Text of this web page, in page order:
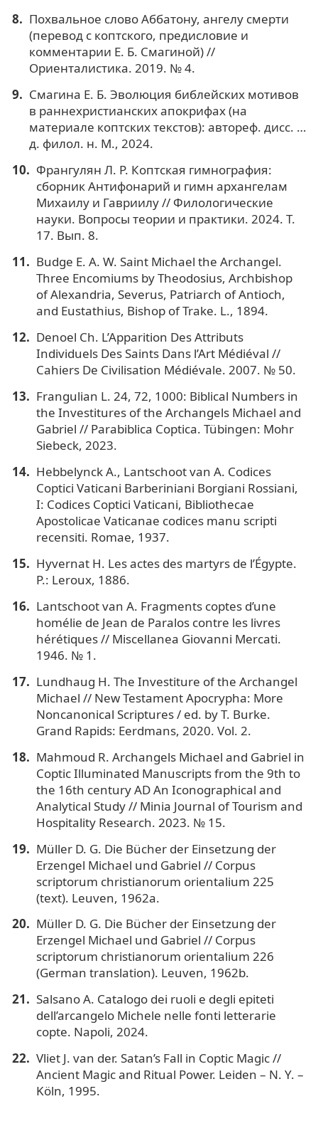
Похвальное слово Аббатону, ангелу смерти
(перевод с коптского, предисловие и
комментарии Е. Б. Смагиной) //
Ориенталистика. 2019. № 4.
Смагина Е. Б. Эволюция библейских мотивов
в раннехристианских апокрифах (на
материале коптских текстов): автореф. дисс. …
д. филол. н. М., 2024.
Франгулян Л. Р. Коптская гимнография:
сборник Антифонарий и гимн архангелам
Михаилу и Гавриилу // Филологические
науки. Вопросы теории и практики. 2024. Т.
17. Вып. 8.
Budge E. A. W. Saint Michael the Archangel.
Three Encomiums by Theodosius, Archbishop
of Alexandria, Severus, Patriarch of Antioch,
and Eustathius, Bishop of Trake. L., 1894.
Denoel Ch. L’Apparition Des Attributs
Individuels Des Saints Dans l’Art Médiéval //
Cahiers De Civilisation Médiévale. 2007. № 50.
Frangulian L. 24, 72, 1000: Biblical Numbers in
the Investitures of the Archangels Michael and
Gabriel // Parabiblica Coptica. Tübingen: Mohr
Siebeck, 2023.
Hebbelynck A., Lantschoot van A. Codices
Coptici Vaticani Barberiniani Borgiani Rossiani,
I: Codices Coptici Vaticani, Bibliothecae
Apostolicae Vaticanae codices manu scripti
recensiti. Romae, 1937.
Hyvernat H. Les actes des martyrs de l’Égypte.
P.: Leroux, 1886.
Lantschoot van A. Fragments coptes d’une
homélie de Jean de Paralos contre les livres
hérétiques // Miscellanea Giovanni Mercati.
1946. № 1.
Lundhaug H. The Investiture of the Archangel
Michael // New Testament Apocrypha: More
Noncanonical Scriptures / ed. by T. Burke.
Grand Rapids: Eerdmans, 2020. Vol. 2.
Mahmoud R. Archangels Michael and Gabriel in
Coptic Illuminated Manuscripts from the 9th to
the 16th century AD An Iconographical and
Analytical Study // Minia Journal of Tourism and
Hospitality Research. 2023. № 15.
Müller D. G. Die Bücher der Einsetzung der
Erzengel Michael und Gabriel // Corpus
scriptorum christianorum orientalium 225
(text). Leuven, 1962a.
Müller D. G. Die Bücher der Einsetzung der
Erzengel Michael und Gabriel // Corpus
scriptorum christianorum orientalium 226
(German translation). Leuven, 1962b.
Salsano A. Catalogo dei ruoli e degli epiteti
dell’arcangelo Michele nelle fonti letterarie
copte. Napoli, 2024.
Vliet J. van der. Satan’s Fall in Coptic Magic //
Ancient Magic and Ritual Power. Leiden – N. Y. –
Köln, 1995.